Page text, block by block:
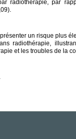
radiothérapie, par
un risque plus
radiothérapie,
et les troubles de la